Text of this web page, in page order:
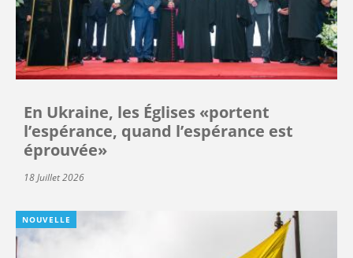
En Ukraine, les Églises «portent
l’espérance, quand l’espérance est
éprouvée»
18 Juillet 2026
NOUVELLE